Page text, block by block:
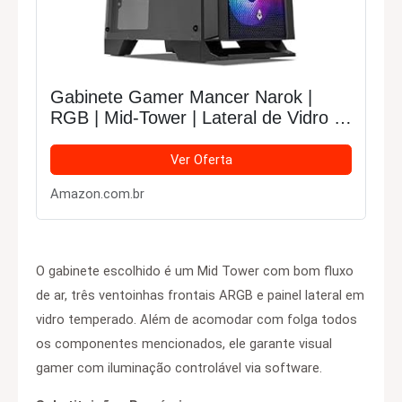
Gabinete Gamer Mancer Narok |
RGB | Mid-Tower | Lateral de Vidro |
Ver Oferta
Amazon.com.br
O gabinete escolhido é um Mid Tower com bom fluxo
de ar, três ventoinhas frontais ARGB e painel lateral em
vidro temperado. Além de acomodar com folga todos
os componentes mencionados, ele garante visual
gamer com iluminação controlável via software.